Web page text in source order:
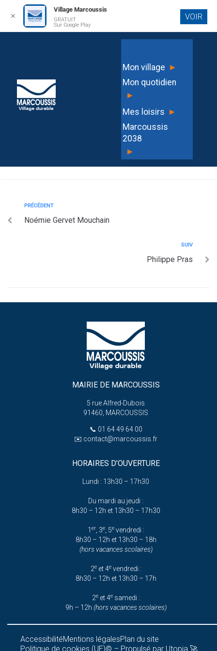
contenu
Mon village ▸
Mon quotidien
▸
Mes loisirs ▸
Marcoussis
2038
▸
PRÉCÉDENT
Noémie Gervet Mouchain
SUIV
Philippe Pras
MAIRIE DE MARCOUSSIS
5 rue Alfred-Dubois
91460, MARCOUSSIS
📞 01 64 49 64 00
✉️ contact@marcoussis.fr
HORAIRES D’OUVERTURE
Lundi : 13h30 – 17h30
Du mardi au jeudi :
8h30 – 12h et 13h30 – 17h30
1 er, 3e, 5evendredi :
8h30 – 12h et 13h30 – 18h
(hors vacances scolaires)
2eet 4evendredi :
8h30 – 12h et 13h30 – 17h
2eet 4esamedi :
9h – 12h (hors vacances scolaires)
AccessibilitéMentions légalesPlan du site
Politique de cookies (UE)© – Propulsé par Utopia 🚀
✕
Village Marcoussis
GRATUIT
Sur Google Play
VOIR